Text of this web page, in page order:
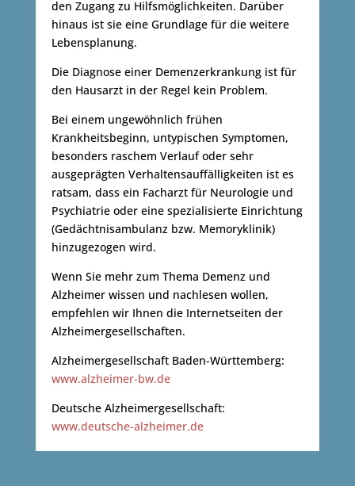
den Zugang zu Hilfsmöglichkeiten. Darüber
hinaus ist sie eine Grundlage für die weitere
Lebensplanung.
Die Diagnose einer Demenzerkrankung ist für
den Hausarzt in der Regel kein Problem.
Bei einem ungewöhnlich frühen
Krankheitsbeginn, untypischen Symptomen,
besonders raschem Verlauf oder sehr
ausgeprägten Verhaltensauffälligkeiten ist es
ratsam, dass ein Facharzt für Neurologie und
Psychiatrie oder eine spezialisierte Einrichtung
(Gedächtnisambulanz bzw. Memoryklinik)
hinzugezogen wird.
Wenn Sie mehr zum Thema Demenz und
Alzheimer wissen und nachlesen wollen,
empfehlen wir Ihnen die Internetseiten der
Alzheimergesellschaften.
Alzheimergesellschaft Baden-Württemberg:
www.alzheimer-bw.de
Deutsche Alzheimergesellschaft:
www.deutsche-alzheimer.de